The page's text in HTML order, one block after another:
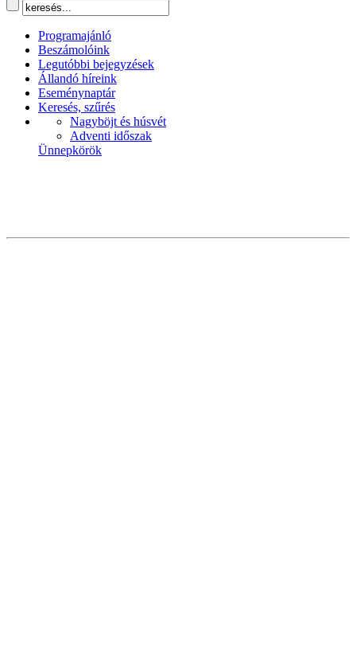
Programajánló
Beszámolóink
Legutóbbi bejegyzések
Állandó híreink
Eseménynaptár
Keresés, szűrés
Nagyböjt és húsvét
Adventi időszak
Ünnepkörök